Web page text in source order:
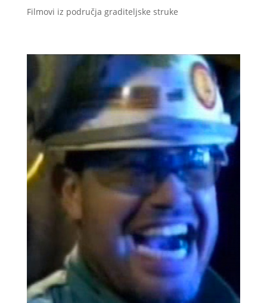
Filmovi iz područja graditeljske struke